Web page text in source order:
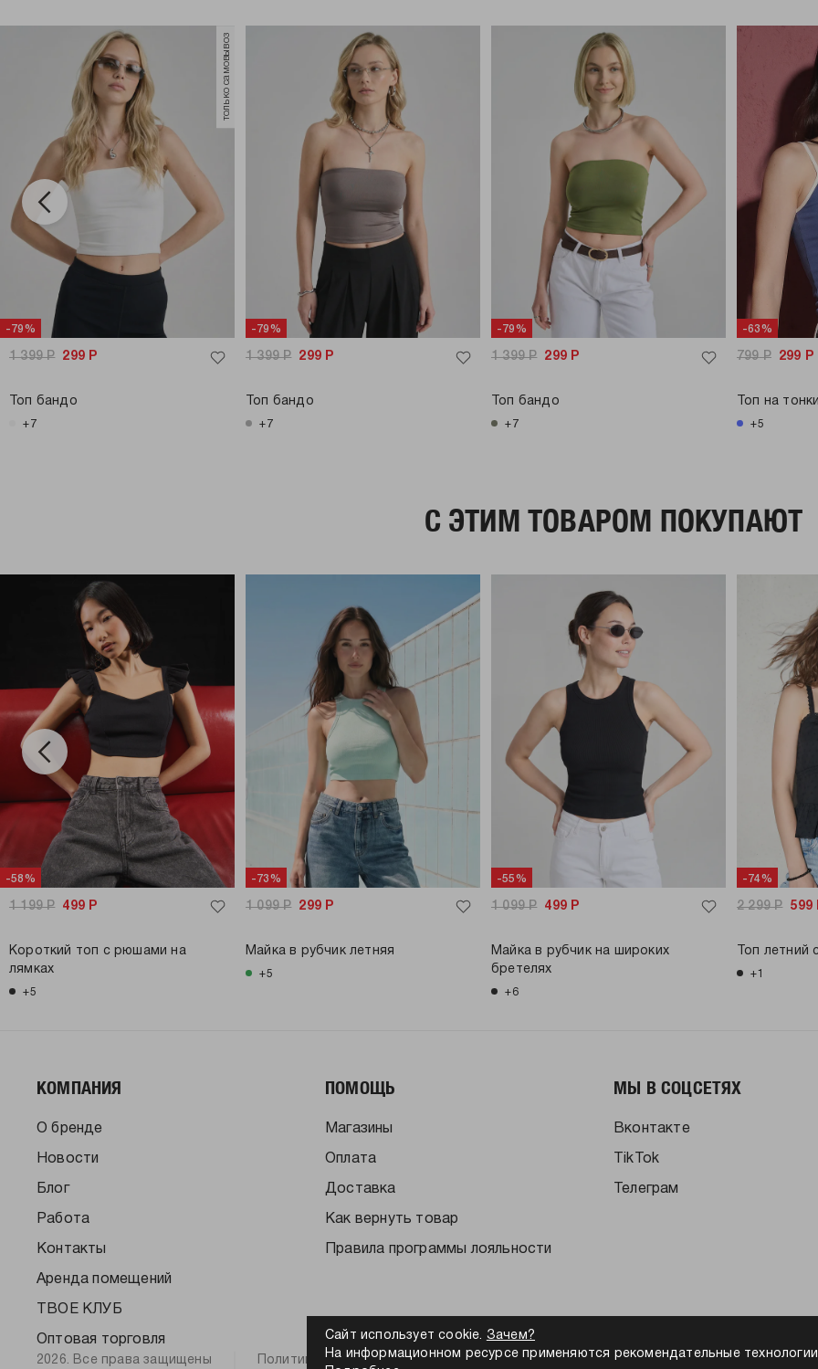
-79%
только самовывоз
1 399Р 299 Р
Топ бандо
+7
-79%
1 399Р 299 Р
Топ бандо
+7
-79%
1 399Р 299 Р
Топ бандо
+7
-63%
799Р 299 Р
Топ на
+5
C ЭТИМ ТОВАРОМ ПОКУПАЮТ
-58%
1 199Р 499 Р
Короткий топ с рюшами на
лямках
+5
-73%
1 099Р 299 Р
Майка в рубчик летняя
+5
-55%
1 099Р 499 Р
Майка в рубчик на широких
бретелях
+6
-74%
2 299Р 599
Топ летний
+1
Сайт использует cookie. Зачем?
На информационном ресурсе применяются рекомендательные
КОМПАНИЯ
О бренде
Новости
Блог
Работа
Контакты
Аренда помещений
ТВОЕ КЛУБ
Оптовая торговля
ПОМОЩЬ
Магазины
Оплата
Доставка
Как вернуть товар
Правила программы лояльности
МЫ В СОЦСЕТЯХ
Вконтакте
TikTok
Телеграм
2026. Все права защищены Политика конфиденциальности Согласие на обработку персональных данных